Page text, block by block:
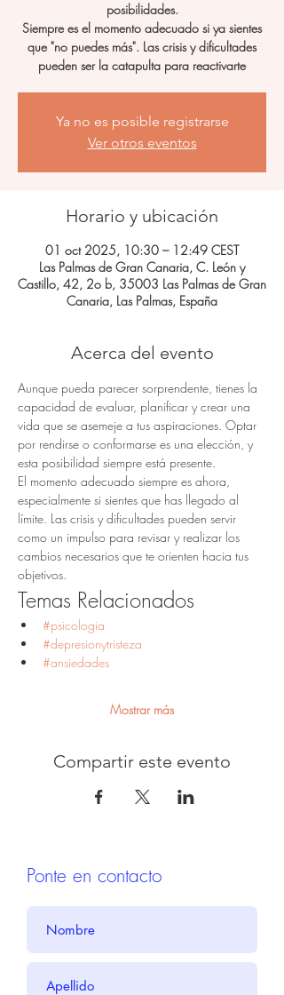
posibilidades.
Siempre es el momento adecuado si ya sientes
que "no puedes más". Las crisis y dificultades
pueden ser la catapulta para reactivarte
Ya no es posible registrarse
Ver otros eventos
Horario y ubicación
01 oct 2025, 10:30 – 12:49 CEST
Las Palmas de Gran Canaria, C. León y
Castillo, 42, 2o b, 35003 Las Palmas de Gran
Canaria, Las Palmas, España
Acerca del evento
Aunque pueda parecer sorprendente, tienes la
capacidad de evaluar, planificar y crear una
vida que se asemeje a tus aspiraciones. Optar
por rendirse o conformarse es una elección, y
esta posibilidad siempre está presente.
El momento adecuado siempre es ahora,
especialmente si sientes que has llegado al
límite. Las crisis y dificultades pueden servir
como un impulso para revisar y realizar los
cambios necesarios que te orienten hacia tus
objetivos.
Temas Relacionados
#psicologia
#depresionytristeza
#ansiedades
Mostrar más
Compartir este evento
Ponte en contacto